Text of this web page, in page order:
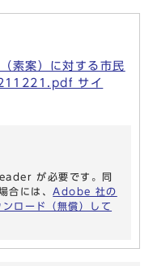
素案）に対する市民
サイ
が必要です。同
合には、Adobe 社の
ロード（無償）して